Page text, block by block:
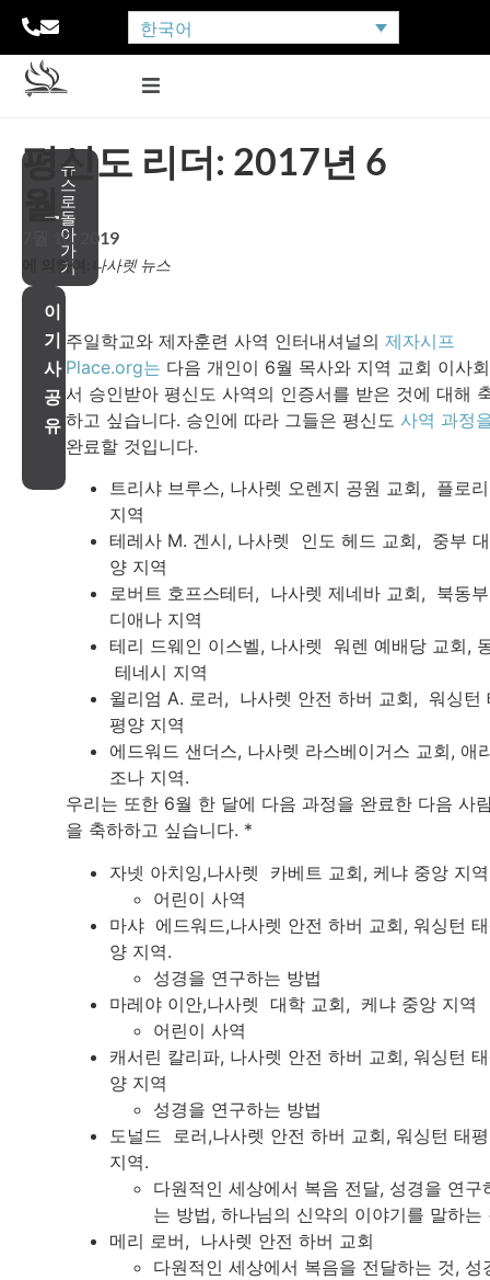
한국어
뉴
스
로
돌
아
가
기
평신도 리더: 2017년 6
7월 10, 2019
에 의하여: 나사렛 뉴스
이
기
사
공
유
주일학교와 제자훈련 사역 인터내셔널의 제자시프
Place.org는 다음 개인이 6월 목사와 지역 교회 이사
서 승인받아 평신도 사역의 인증서를 받은 것에 대해
하고 싶습니다. 승인에 따라 그들은 평신도 사역 과정
완료할 것입니다.
트리샤 브루스, 나사렛 오렌지 공원 교회, 플로
지역
테레사 M. 겐시, 나사렛 인도 헤드 교회, 중부
양 지역
로버트 호프스테터, 나사렛 제네바 교회, 북동
디애나 지역
테리 드웨인 이스벨, 나사렛 워렌 예배당 교회,
테네시 지역
윌리엄 A. 로러, 나사렛 안전 하버 교회, 워싱턴
평양 지역
에드워드 샌더스, 나사렛 라스베이거스 교회, 애
조나 지역.
우리는 또한 6월 한 달에 다음 과정을 완료한 다음 사
을 축하하고 싶습니다. *
자넷 아치잉,나사렛 카베트 교회, 케냐 중앙 지역
어린이 사역
마샤 에드워드,나사렛 안전 하버 교회, 워싱턴
양 지역.
성경을 연구하는 방법
마레야 이안,나사렛 대학 교회, 케냐 중앙 지역
어린이 사역
캐서린 칼리파, 나사렛 안전 하버 교회, 워싱턴
양 지역
성경을 연구하는 방법
도널드 로러,나사렛 안전 하버 교회, 워싱턴 태
지역.
다원적인 세상에서 복음 전달, 성경을 연구
는 방법, 하나님의 신약의 이야기를 말하는
메리 로버, 나사렛 안전 하버 교회
다원적인 세상에서 복음을 전달하는 것, 성